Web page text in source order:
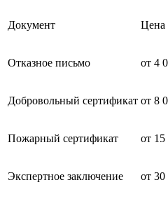
Документ Цена
Отказное письмо от 4
Добровольный сертификат от 8
Пожарный сертификат от 15
Экспертное заключение от 30